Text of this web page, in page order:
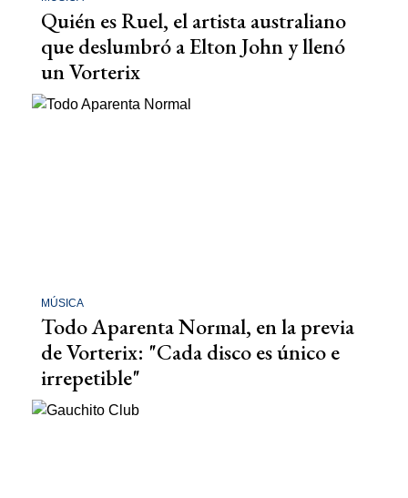
Quién es Ruel, el artista australiano
que deslumbró a Elton John y llenó
un Vorterix
MÚSICA
Todo Aparenta Normal, en la previa
de Vorterix: "Cada disco es único e
irrepetible"